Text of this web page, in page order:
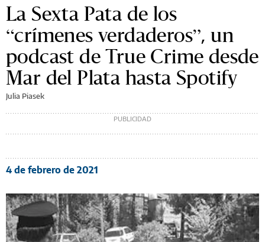
La Sexta Pata de los
“crímenes verdaderos”, un
podcast de True Crime desde
Mar del Plata hasta Spotify
Julia Piasek
4 de febrero de 2021